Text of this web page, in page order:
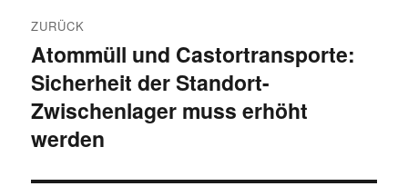
ZURÜCK
Vorheriger
Beitrag:
Atommüll und Castortransporte:
Sicherheit der Standort-
Zwischenlager muss erhöht
werden